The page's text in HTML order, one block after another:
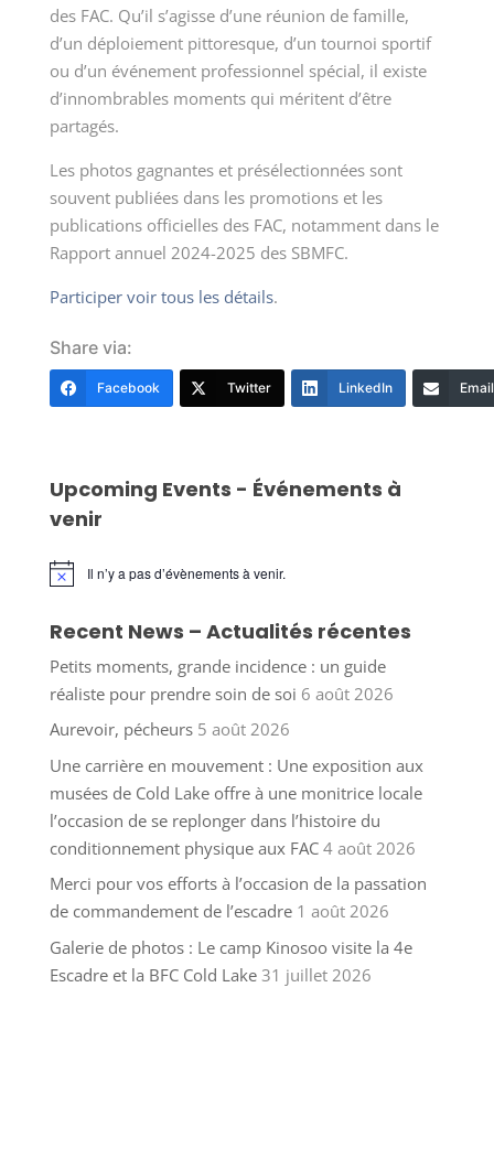
des FAC. Qu’il s’agisse d’une réunion de famille,
d’un déploiement pittoresque, d’un tournoi sportif
ou d’un événement professionnel spécial, il existe
d’innombrables moments qui méritent d’être
partagés.
Les photos gagnantes et présélectionnées sont
souvent publiées dans les promotions et les
publications officielles des FAC, notamment dans le
Rapport annuel 2024-2025 des SBMFC.
Participer voir tous les détails.
Share via:
Facebook Twitter LinkedIn Email
Upcoming Events - Événements à
venir
Notice Il n’y a pas d’évènements à venir.
Recent News – Actualités récentes
Petits moments, grande incidence : un guide
réaliste pour prendre soin de soi 6 août 2026
Aurevoir, pécheurs 5 août 2026
Une carrière en mouvement : Une exposition aux
musées de Cold Lake offre à une monitrice locale
l’occasion de se replonger dans l’histoire du
conditionnement physique aux FAC 4 août 2026
Merci pour vos efforts à l’occasion de la passation
de commandement de l’escadre 1 août 2026
Galerie de photos : Le camp Kinosoo visite la 4e
Escadre et la BFC Cold Lake 31 juillet 2026